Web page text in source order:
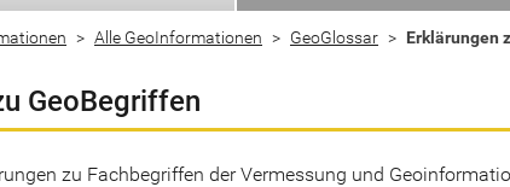
Alle GeoInformationen GeoGlossar Erklärungen
GeoBegriffen
zu Fachbegriffen der Vermessung und